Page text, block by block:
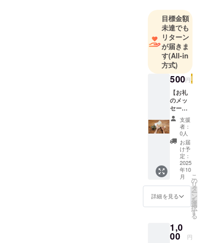
目標金額
未達でも
リターン
が届きま
す(All-in
方式)
500円
【お礼
のメッ
セー
ジ】 感
謝の気
持ちを
込め
て、お
礼の
メッ
セージ
をお送
りしま
す。
支援
者：
0人
お届
け予
定：
2025
年10
月
詳細を見る
こ
の
リ
タ
ー
ン
を
選
択
す
る
1,0
00 円